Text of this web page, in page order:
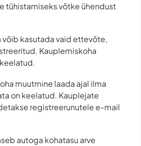
tühistamiseks võtke ühendust
kasutada vaid ettevõte,
Kauplemiskoha
muutmine laada ajal ilma
on keelatud. Kauplejate
registreerunutele e-mail
autoga kohatasu arve